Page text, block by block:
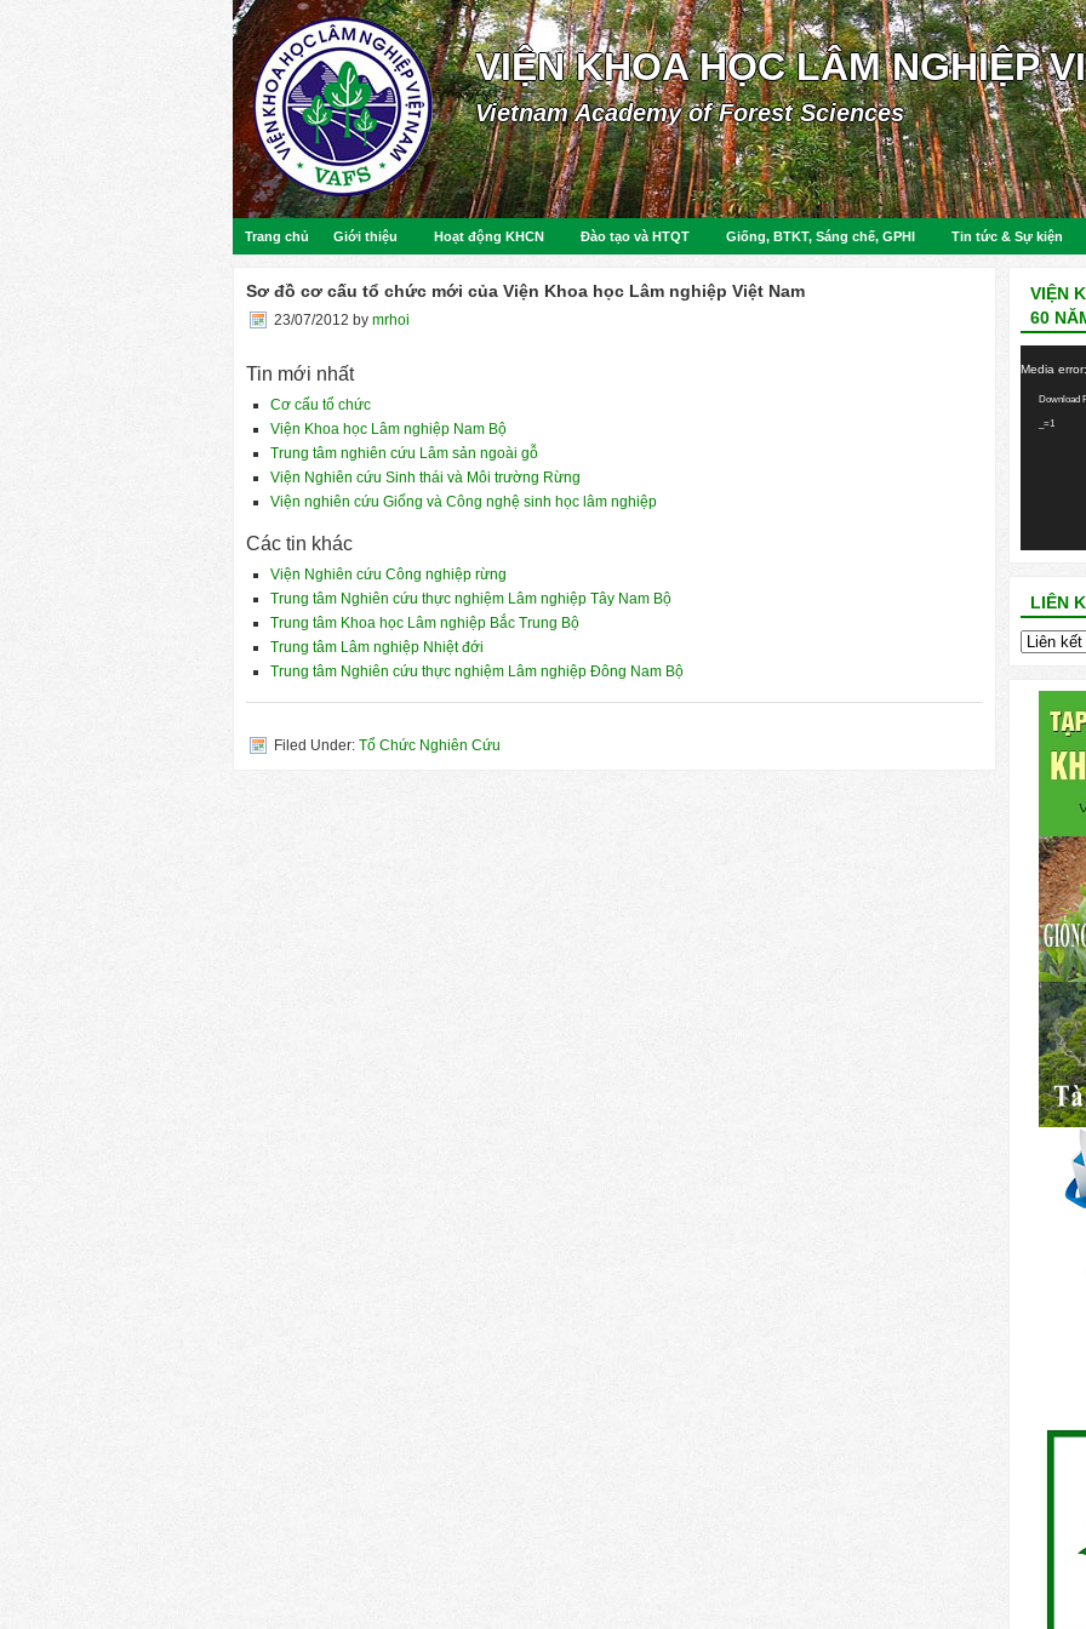
VIỆN KHOA HỌC LÂM NGHIỆP
Vietnam Academy of Forest Sciences
Trang chủ Giới thiệu Hoạt động KHCN Đào tạo và HTQT Giống, BTKT, Sáng chế, GPHI Tin tức & Sự kiện
Sơ đồ cơ cấu tổ chức mới của Viện Khoa học Lâm nghiệp Việt Nam
23/07/2012 by mrhoi
Tin mới nhất
Cơ cấu tổ chức
Viện Khoa học Lâm nghiệp Nam Bộ
Trung tâm nghiên cứu Lâm sản ngoài gỗ
Viện Nghiên cứu Sinh thái và Môi trường Rừng
Viện nghiên cứu Giống và Công nghệ sinh học lâm nghiệp
Các tin khác
Viện Nghiên cứu Công nghiệp rừng
Trung tâm Nghiên cứu thực nghiệm Lâm nghiệp Tây Nam Bộ
Trung tâm Khoa học Lâm nghiệp Bắc Trung Bộ
Trung tâm Lâm nghiệp Nhiệt đới
Trung tâm Nghiên cứu thực nghiệm Lâm nghiệp Đông Nam Bộ
Filed Under: Tổ Chức Nghiên Cứu
VIỆN
60
Media
Download
_=1
LIÊN